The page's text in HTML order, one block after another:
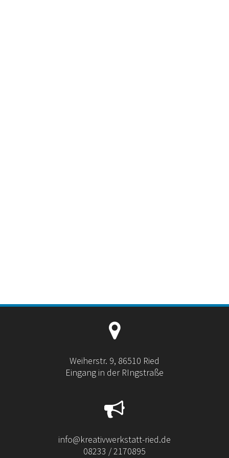
Weiherstr. 9, 86510 Ried
Eingang in der RIngstraße
info@kreativwerkstatt-ried.de
08233 / 2170895